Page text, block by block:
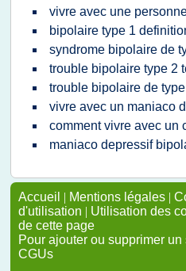
vivre avec une
bipolaire type 1
syndrome bipolaire de
trouble bipolaire type 2
trouble bipolaire de
vivre avec un maniaco
comment vivre avec un
maniaco depressif
Accueil | Mentions légales |
d'utilisation | Utilisation des
de cette page
Pour ajouter ou supprimer
CGUs